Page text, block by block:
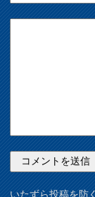
いたずら投稿を防